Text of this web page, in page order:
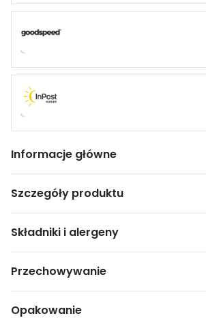
Informacje główne
Szczegóły produktu
Składniki i alergeny
Przechowywanie
Opakowanie